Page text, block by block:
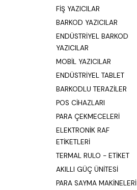
FİŞ YAZICILAR
BARKOD YAZICILAR
ENDÜSTRİYEL BARKOD
YAZICILAR
MOBİL YAZICILAR
ENDÜSTRİYEL TABLET
BARKODLU TERAZİLER
POS CİHAZLARI
PARA ÇEKMECELERİ
ELEKTRONİK RAF
ETİKETLERİ
TERMAL RULO - ETİKET
AKILLI GÜÇ ÜNİTESİ
PARA SAYMA MAKİNELERİ